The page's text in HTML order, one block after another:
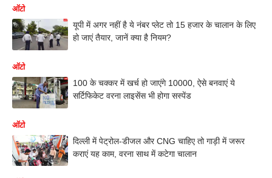
ऑटो
यूपी में अगर नहीं है ये नंबर प्लेट तो 15 हजार के चालान के लिए
हो जाएं तैयार, जानें क्या है नियम?
ऑटो
100 के चक्कर में खर्च हो जाएंगे 10000, ऐसे बनवाएं ये
सर्टिफिकेट वरना लाइसेंस भी होगा सस्पेंड
ऑटो
दिल्ली में पेट्रोल-डीजल और CNG चाहिए तो गाड़ी में जरूर
कराएं यह काम, वरना साथ में कटेगा चालान